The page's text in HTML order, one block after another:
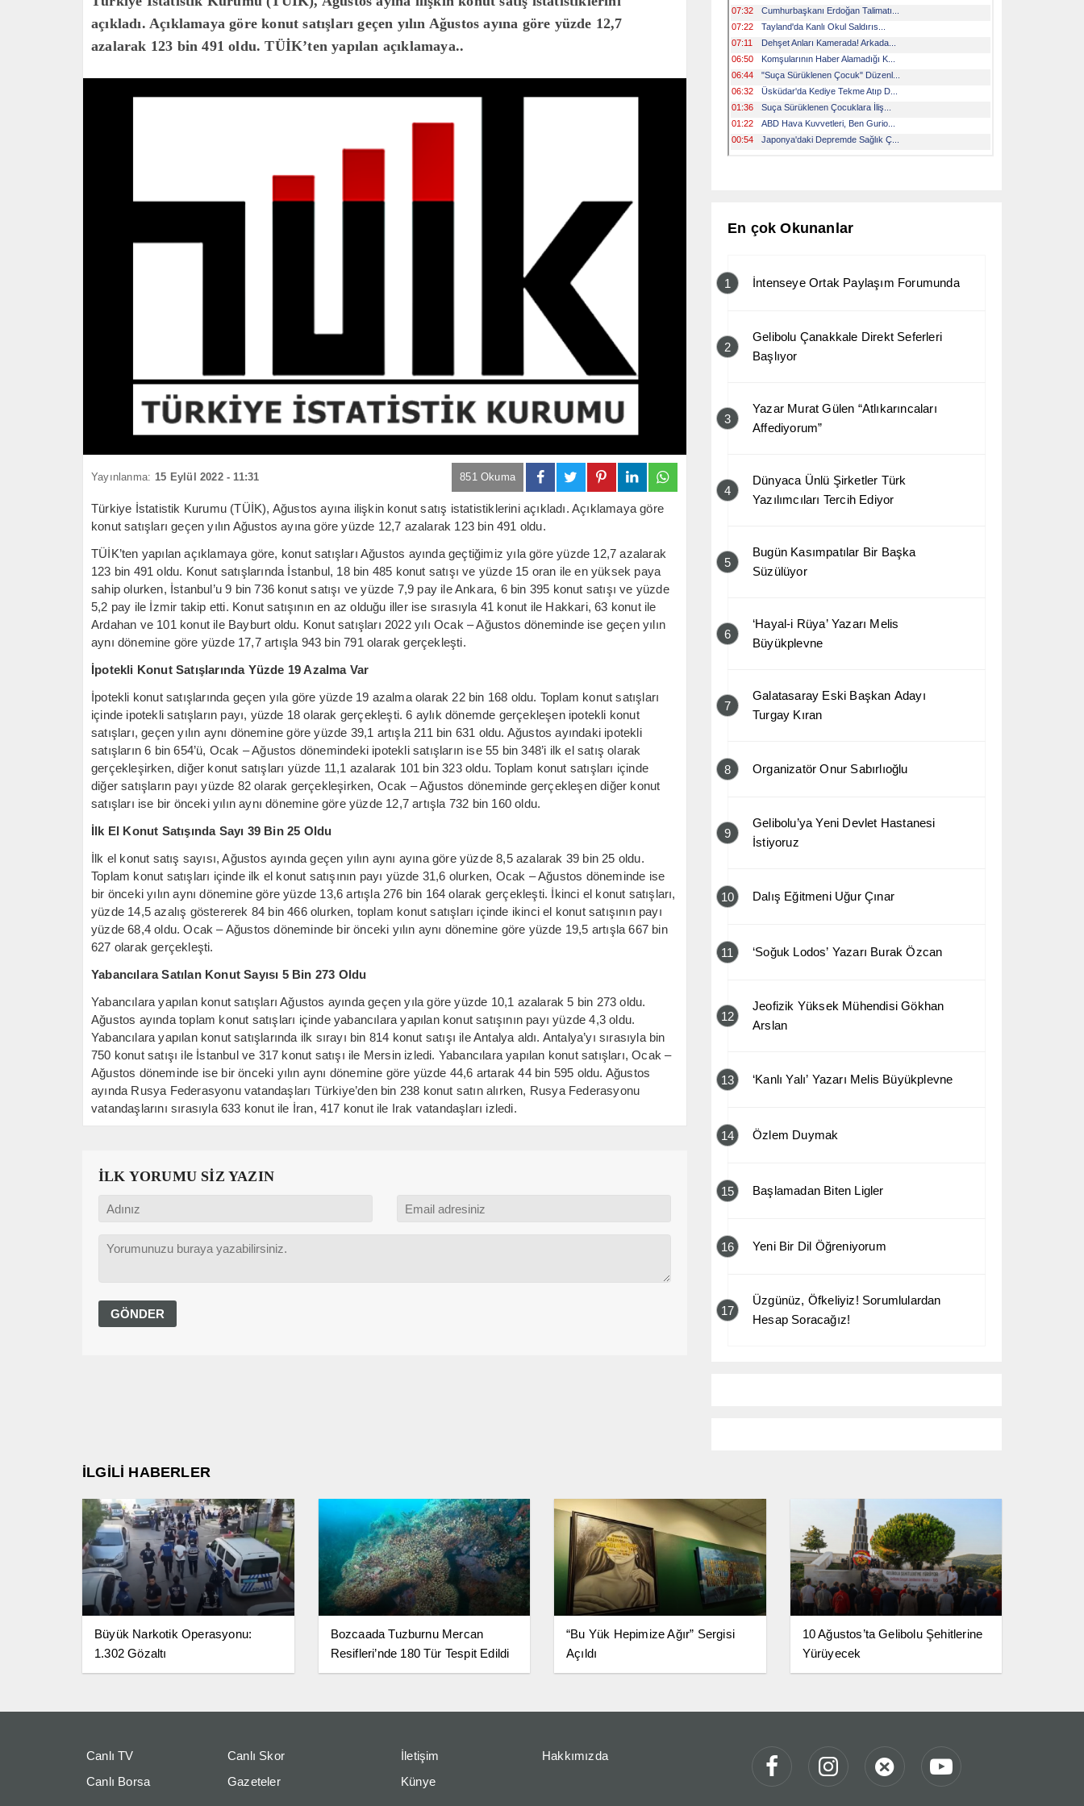
açıkladı. Açıklamaya göre konut satışları geçen yılın Ağustos ayına göre yüzde 12,7
azalarak 123 bin 491 oldu. TÜİK’ten yapılan açıklamaya..
Yayınlanma: 15 Eylül 2022 - 11:31 851 Okuma
Türkiye İstatistik Kurumu (TÜİK), Ağustos ayına ilişkin konut satış istatistiklerini açıkladı. Açıklamaya göre
konut satışları geçen yılın Ağustos ayına göre yüzde 12,7 azalarak 123 bin 491 oldu.
TÜİK’ten yapılan açıklamaya göre, konut satışları Ağustos ayında geçtiğimiz yıla göre yüzde 12,7 azalarak
123 bin 491 oldu. Konut satışlarında İstanbul, 18 bin 485 konut satışı ve yüzde 15 oran ile en yüksek paya
sahip olurken, İstanbul’u 9 bin 736 konut satışı ve yüzde 7,9 pay ile Ankara, 6 bin 395 konut satışı ve yüzde
5,2 pay ile İzmir takip etti. Konut satışının en az olduğu iller ise sırasıyla 41 konut ile Hakkari, 63 konut ile
Ardahan ve 101 konut ile Bayburt oldu. Konut satışları 2022 yılı Ocak – Ağustos döneminde ise geçen yılın
aynı dönemine göre yüzde 17,7 artışla 943 bin 791 olarak gerçekleşti.
İpotekli Konut Satışlarında Yüzde 19 Azalma Var
İpotekli konut satışlarında geçen yıla göre yüzde 19 azalma olarak 22 bin 168 oldu. Toplam konut satışları
içinde ipotekli satışların payı, yüzde 18 olarak gerçekleşti. 6 aylık dönemde gerçekleşen ipotekli konut
satışları, geçen yılın aynı dönemine göre yüzde 39,1 artışla 211 bin 631 oldu. Ağustos ayındaki ipotekli
satışların 6 bin 654’ü, Ocak – Ağustos dönemindeki ipotekli satışların ise 55 bin 348’i ilk el satış olarak
gerçekleşirken, diğer konut satışları yüzde 11,1 azalarak 101 bin 323 oldu. Toplam konut satışları içinde
diğer satışların payı yüzde 82 olarak gerçekleşirken, Ocak – Ağustos döneminde gerçekleşen diğer konut
satışları ise bir önceki yılın aynı dönemine göre yüzde 12,7 artışla 732 bin 160 oldu.
İlk El Konut Satışında Sayı 39 Bin 25 Oldu
İlk el konut satış sayısı, Ağustos ayında geçen yılın aynı ayına göre yüzde 8,5 azalarak 39 bin 25 oldu.
Toplam konut satışları içinde ilk el konut satışının payı yüzde 31,6 olurken, Ocak – Ağustos döneminde ise
bir önceki yılın aynı dönemine göre yüzde 13,6 artışla 276 bin 164 olarak gerçekleşti. İkinci el konut satışları,
yüzde 14,5 azalış göstererek 84 bin 466 olurken, toplam konut satışları içinde ikinci el konut satışının payı
yüzde 68,4 oldu. Ocak – Ağustos döneminde bir önceki yılın aynı dönemine göre yüzde 19,5 artışla 667 bin
627 olarak gerçekleşti.
Yabancılara Satılan Konut Sayısı 5 Bin 273 Oldu
Yabancılara yapılan konut satışları Ağustos ayında geçen yıla göre yüzde 10,1 azalarak 5 bin 273 oldu.
Ağustos ayında toplam konut satışları içinde yabancılara yapılan konut satışının payı yüzde 4,3 oldu.
Yabancılara yapılan konut satışlarında ilk sırayı bin 814 konut satışı ile Antalya aldı. Antalya’yı sırasıyla bin
750 konut satışı ile İstanbul ve 317 konut satışı ile Mersin izledi. Yabancılara yapılan konut satışları, Ocak –
Ağustos döneminde ise bir önceki yılın aynı dönemine göre yüzde 44,6 artarak 44 bin 595 oldu. Ağustos
ayında Rusya Federasyonu vatandaşları Türkiye’den bin 238 konut satın alırken, Rusya Federasyonu
vatandaşlarını sırasıyla 633 konut ile İran, 417 konut ile Irak vatandaşları izledi.
İLK YORUMU SİZ YAZIN
En çok Okunanlar
1 İntenseye Ortak Paylaşım Forumunda
2
Gelibolu Çanakkale Direkt Seferleri
Başlıyor
3
Yazar Murat Gülen “Atlıkarıncaları
Affediyorum”
4
Dünyaca Ünlü Şirketler Türk
Yazılımcıları Tercih Ediyor
5
Bugün Kasımpatılar Bir Başka
Süzülüyor
6
‘Hayal-i Rüya’ Yazarı Melis
Büyükplevne
7
Galatasaray Eski Başkan Adayı
Turgay Kıran
8 Organizatör Onur Sabırlıoğlu
9
Gelibolu’ya Yeni Devlet Hastanesi
İstiyoruz
10 Dalış Eğitmeni Uğur Çınar
11 ‘Soğuk Lodos’ Yazarı Burak Özcan
12
Jeofizik Yüksek Mühendisi Gökhan
Arslan
13 ‘Kanlı Yalı’ Yazarı Melis Büyükplevne
14 Özlem Duymak
15 Başlamadan Biten Ligler
16 Yeni Bir Dil Öğreniyorum
17
Üzgünüz, Öfkeliyiz! Sorumlulardan
Hesap Soracağız!
İLGİLİ HABERLER
Büyük Narkotik Operasyonu:
1.302 Gözaltı
Bozcaada Tuzburnu Mercan
Resifleri’nde 180 Tür Tespit Edildi
“Bu Yük Hepimize Ağır” Sergisi
Açıldı
10 Ağustos’ta Gelibolu Şehitlerine
Yürüyecek
Canlı TV
Canlı Skor
Canlı Borsa
Gazeteler
İletişim
Hakkımızda
Künye